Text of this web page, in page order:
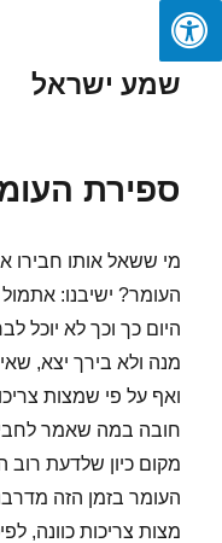
שמע ישראל
ספירת
מי ששאל אותו חבירו
העומר? ישיבנו:
היום כך וכך לא יוכל
מנה ולא בירך יצא,
ואף על פי שמצות
חובה במה שאמר
מקום כיון שלדעת רוב
העומר בזמן הזה
מצות צריכות כוונה,